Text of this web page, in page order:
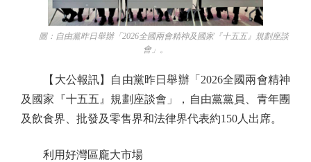
圖：自由黨昨日舉辦「2026全國兩會精神及國家『十五五』規劃座談
會」。
【大公報訊】自由黨昨日舉辦「2026全國兩會精神
及國家『十五五』規劃座談會」，自由黨黨員、青年團
及飲食界、批發及零售界和法律界代表約150人出席。
利用好灣區龐大市場